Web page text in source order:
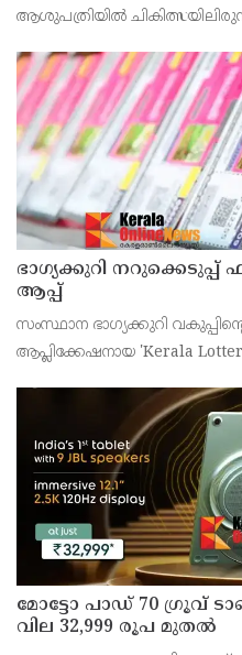
ആശുപത്രിയിൽ
ഭാഗ്യക്കുറി
ആപ്പ്
സംസ്ഥാന ഭാഗ്യക്കുറി
ആപ്ലിക്കേഷനായ 'Kerala
അഞ്ജു കെ എസ് അറിയിച്ചു.
മോട്ടോ പാഡ് 70 ഗ്രൂവ്
വില 32,999 രൂപ മുതൽ